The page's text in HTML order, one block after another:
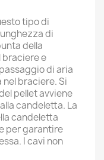
tipo di
di
della
braciere e
di aria
braciere. Si
pellet avviene
candeletta. La
candeletta
per garantire
I cavi non